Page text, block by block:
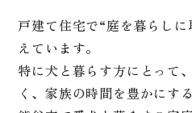
戸建て住宅で“庭を暮らし
えています。
特に犬と暮らす方にとって
く、家族の時間を豊かにす